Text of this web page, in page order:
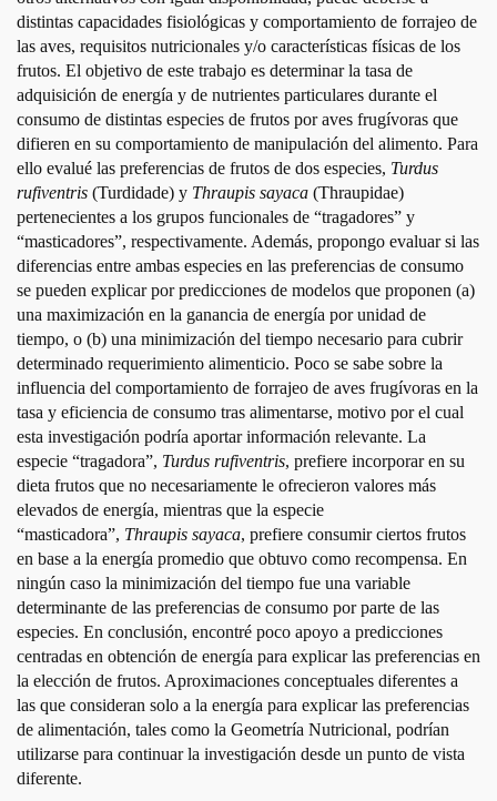
distintas capacidades fisiológicas y comportamiento de forrajeo de
las aves, requisitos nutricionales y/o características físicas de los
frutos. El objetivo de este trabajo es determinar la tasa de
adquisición de energía y de nutrientes particulares durante el
consumo de distintas especies de frutos por aves frugívoras que
difieren en su comportamiento de manipulación del alimento. Para
ello evalué las preferencias de frutos de dos especies, Turdus
rufiventris (Turdidade) y Thraupis sayaca (Thraupidae)
pertenecientes a los grupos funcionales de “tragadores” y
“masticadores”, respectivamente. Además, propongo evaluar si las
diferencias entre ambas especies en las preferencias de consumo
se pueden explicar por predicciones de modelos que proponen (a)
una maximización en la ganancia de energía por unidad de
tiempo, o (b) una minimización del tiempo necesario para cubrir
determinado requerimiento alimenticio. Poco se sabe sobre la
influencia del comportamiento de forrajeo de aves frugívoras en la
tasa y eficiencia de consumo tras alimentarse, motivo por el cual
esta investigación podría aportar información relevante. La
especie “tragadora”, Turdus rufiventris, prefiere incorporar en su
dieta frutos que no necesariamente le ofrecieron valores más
elevados de energía, mientras que la especie
“masticadora”, Thraupis sayaca, prefiere consumirciertos frutos
en base a la energía promedio que obtuvo como recompensa. En
ningún caso la minimización del tiempo fue una variable
determinante de las preferencias de consumo por parte de las
especies. En conclusión, encontré poco apoyo a predicciones
centradas en obtención de energía para explicar las preferencias en
la elección de frutos. Aproximaciones conceptuales diferentes a
las que consideran solo a la energía para explicar las preferencias
de alimentación, tales como la Geometría Nutricional, podrían
utilizarse para continuar la investigación desde un punto de vista
diferente.